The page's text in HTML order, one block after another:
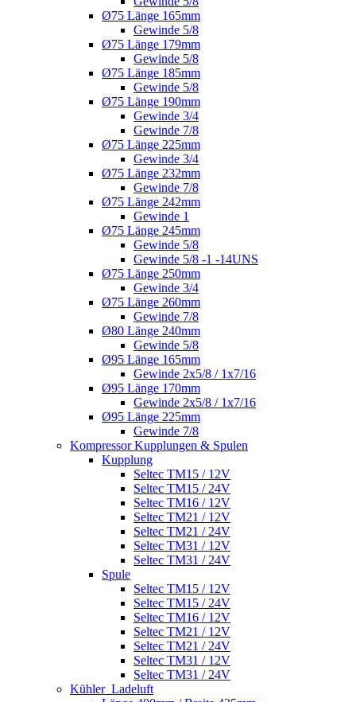
Ø75 Länge 165mm
Gewinde 5/8
Ø75 Länge 179mm
Gewinde 5/8
Ø75 Länge 185mm
Gewinde 5/8
Ø75 Länge 190mm
Gewinde 3/4
Gewinde 7/8
Ø75 Länge 225mm
Gewinde 3/4
Ø75 Länge 232mm
Gewinde 7/8
Ø75 Länge 242mm
Gewinde 1
Ø75 Länge 245mm
Gewinde 5/8
Gewinde 5/8 -1 -14UNS
Ø75 Länge 250mm
Gewinde 3/4
Ø75 Länge 260mm
Gewinde 7/8
Ø80 Länge 240mm
Gewinde 5/8
Ø95 Länge 165mm
Gewinde 2x5/8 / 1x7/16
Ø95 Länge 170mm
Gewinde 2x5/8 / 1x7/16
Ø95 Länge 225mm
Gewinde 7/8
Kompressor Kupplungen & Spulen
Kupplung
Seltec TM15 / 12V
Seltec TM15 / 24V
Seltec TM16 / 12V
Seltec TM21 / 12V
Seltec TM21 / 24V
Seltec TM31 / 12V
Seltec TM31 / 24V
Spule
Seltec TM15 / 12V
Seltec TM15 / 24V
Seltec TM16 / 12V
Seltec TM21 / 12V
Seltec TM21 / 24V
Seltec TM31 / 12V
Seltec TM31 / 24V
Kühler_Ladeluft